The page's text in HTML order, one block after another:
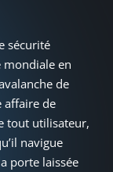
sécurité
mondiale en
de
affaire de
tout utilisateur,
navigue
porte laissée